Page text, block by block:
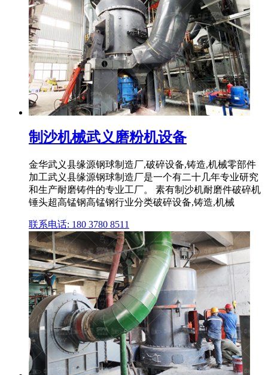
制沙机械武义磨粉机设备
金华武义县缘源钢球制造厂,破碎设备,铸造,机械零部件
加工武义县缘源钢球制造厂是一个有二十几年专业研究
和生产耐磨铸件的专业工厂。 素有制沙机耐磨件破碎机
锤头超高锰钢高锰钢行业分类破碎设备,铸造,机械
联系电话: 180 3780 8511